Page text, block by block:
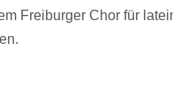
Freiburger Chor für